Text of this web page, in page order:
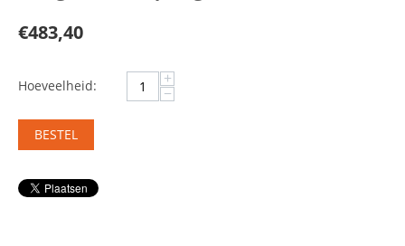
€483,40
Hoeveelheid: +
−
BESTEL